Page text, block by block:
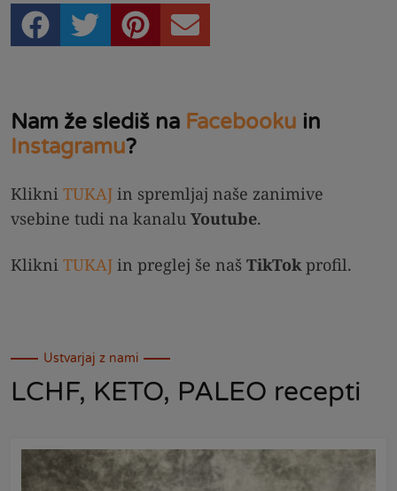
Nam že slediš na Facebooku in
Instagramu?
Klikni TUKAJ in spremljaj naše zanimive
vsebine tudi na kanalu Youtube.
Klikni TUKAJ in preglej še naš TikTokprofil.
Ustvarjaj z nami
LCHF, KETO, PALEO recepti